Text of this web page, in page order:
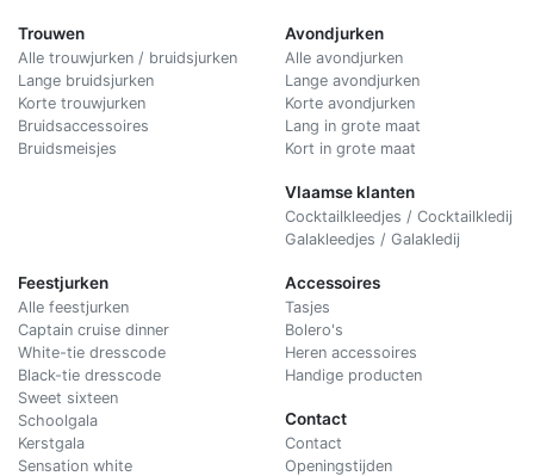
Trouwen
Alle trouwjurken / bruidsjurken
Lange bruidsjurken
Korte trouwjurken
Bruidsaccessoires
Bruidsmeisjes
Avondjurken
Alle avondjurken
Lange avondjurken
Korte avondjurken
Lang in grote maat
Kort in grote maat
Vlaamse klanten
Cocktailkleedjes / Cocktailkledij
Galakleedjes / Galakledij
Feestjurken
Alle feestjurken
Captain cruise dinner
White-tie dresscode
Black-tie dresscode
Sweet sixteen
Schoolgala
Kerstgala
Sensation white
Accessoires
Tasjes
Bolero's
Heren accessoires
Handige producten
Contact
Contact
Openingstijden